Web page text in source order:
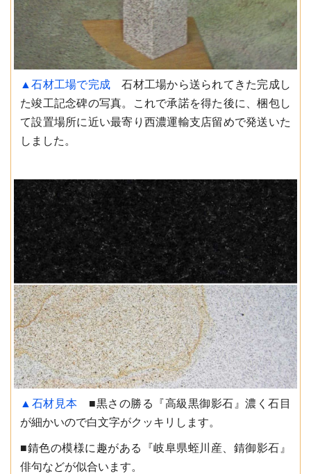
▲石材工場で完成 石材工場から送られてきた完成し
た竣工記念碑の写真。これで承諾を得た後に、梱包し
て設置場所に近い最寄り西濃運輸支店留めで発送いた
しました。
▲石材見本 ■黒さの勝る『高級黒御影石』濃く石目
が細かいので白文字がクッキリします。
■錆色の模様に趣がある『岐阜県蛭川産、錆御影石』
俳句などが似合います。